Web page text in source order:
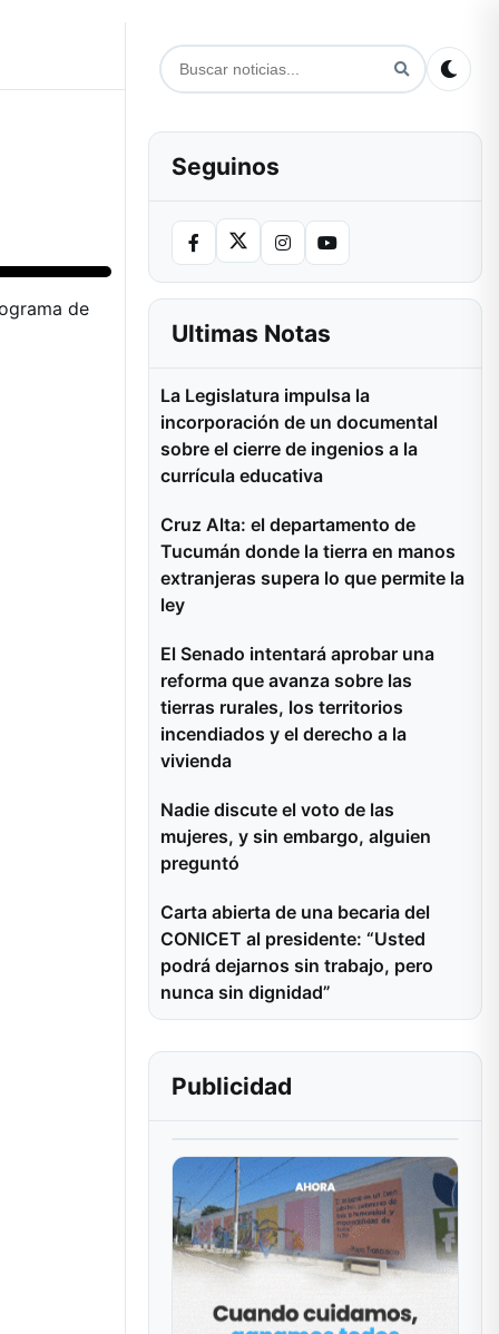
de
Seguinos
Ultimas Notas
La Legislatura impulsa la
incorporación de un documental
sobre el cierre de ingenios a la
currícula educativa
Cruz Alta: el departamento de
Tucumán donde la tierra en manos
extranjeras supera lo que permite la
ley
El Senado intentará aprobar una
reforma que avanza sobre las
tierras rurales, los territorios
incendiados y el derecho a la
vivienda
Nadie discute el voto de las
mujeres, y sin embargo, alguien
preguntó
Carta abierta de una becaria del
CONICET al presidente: “Usted
podrá dejarnos sin trabajo, pero
nunca sin dignidad”
Publicidad